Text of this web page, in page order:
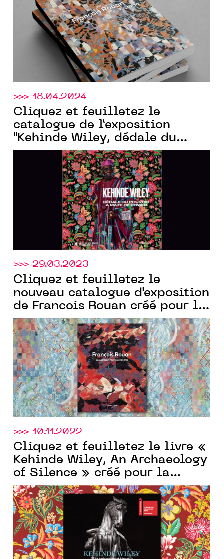
>>> 18.04.2024
Cliquez et feuilletez le
catalogue de l’exposition
"Kehinde Wiley, dédale du
pouvoir" créé pour la galerie
Templonpar Communic’Art
>>> 29.03.2023
Cliquez et feuilletez le
nouveau catalogue d'exposition
de Francois Rouan créé pour la
GalerieTemplonpar
Communic'Art
>>> 10.11.2022
Cliquez et feuilletez le livre «
Kehinde Wiley, An Archaeology
of Silence » créé pour la
galerieTemplon